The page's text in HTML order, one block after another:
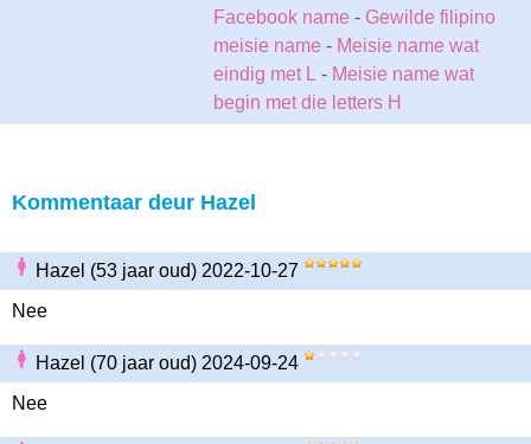
Facebook name - Gewilde filipino
meisie name - Meisie name wat
eindig met L - Meisie name wat
begin met die letters H
Kommentaar deur Hazel
Hazel (53 jaar oud) 2022-10-27
Nee
Hazel (70 jaar oud) 2024-09-24
Nee